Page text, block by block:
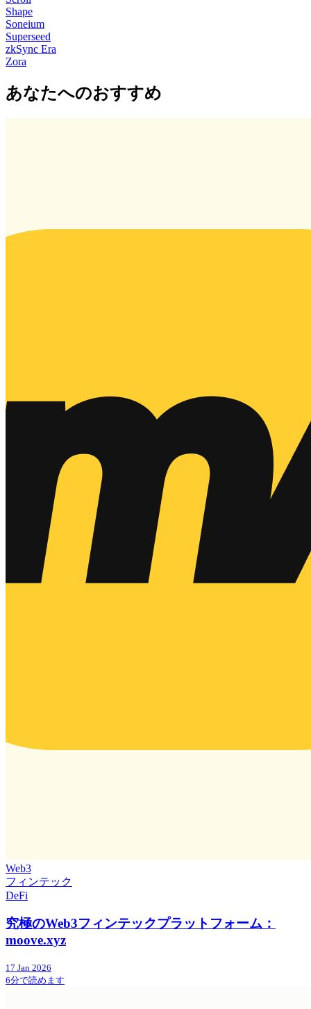
Shape
Soneium
Superseed
zkSync Era
Zora
あなたへのおすすめ
Web3
フィンテック
DeFi
究極のWeb3フィンテックプラットフォーム：
moove.xyz
17 Jan 2026
6分で読めます